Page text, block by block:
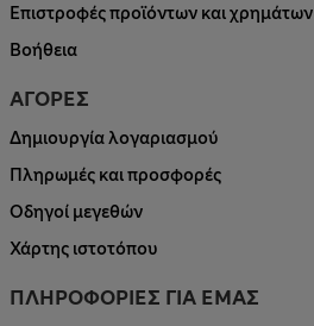
Επιστροφές προϊόντων και χρημάτων
Βοήθεια
ΑΓΟΡΕΣ
Δημιουργία λογαριασμού
Πληρωμές και προσφορές
Οδηγοί μεγεθών
Χάρτης ιστοτόπου
ΠΛΗΡΟΦΟΡΙΕΣ ΓΙΑ ΕΜΑΣ